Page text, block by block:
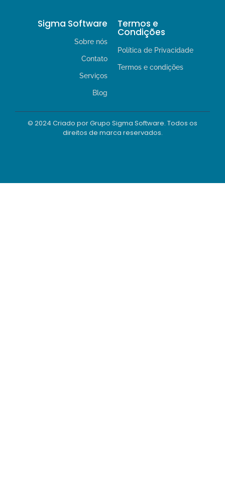
Sigma Software
Sobre nós
Contato
Serviços
Blog
Termos e
Condições
Política de Privacidade
Termos e condições
© 2024 Criado por Grupo Sigma Software. Todos os
direitos de marca reservados.